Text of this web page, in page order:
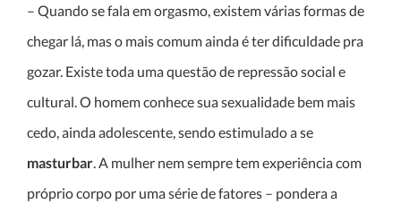
– Quando se fala em orgasmo, existem várias formas de
chegar lá, mas o mais comum ainda é ter dificuldade pra
gozar. Existe toda uma questão de repressão social e
cultural. O homem conhece sua sexualidade bem mais
cedo, ainda adolescente, sendo estimulado a se
masturbar. A mulher nem sempre tem experiência com
próprio corpo por uma série de fatores – pondera a